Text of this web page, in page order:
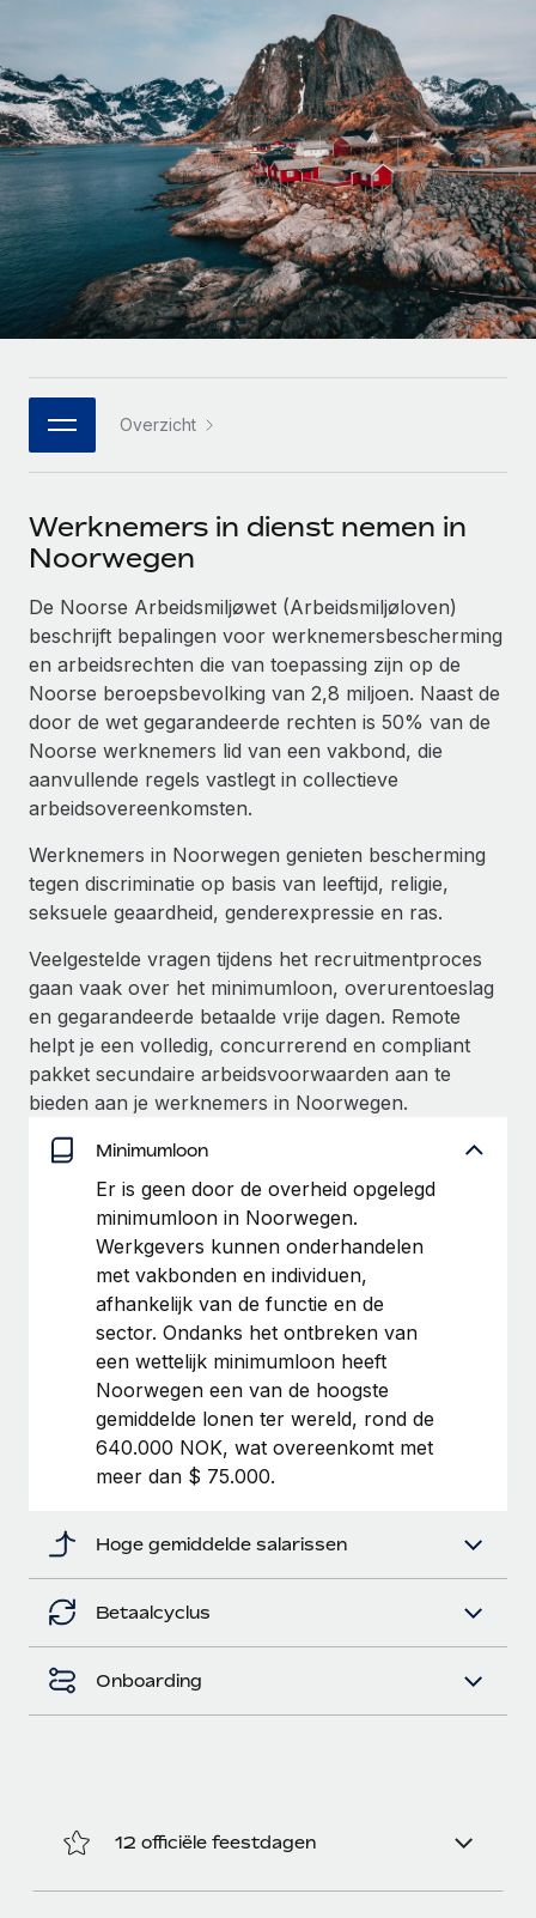
Ingewikkelde HR-taken eenvoudig uitbesteden
INFRASTRUCTUUR
Remote Embedded
HR naadloos in workflows integreren
Platform
Ingebouwde essentiële HR-functies voor je team
Integraties
DIENSTEN
Krijg hulp van global HR- en juridische experts
Achtergrondonderzoek
Vereenvoudig het screeningsproces van
kandidaten
Compliance Watchtower
Blijf compliance-risico's voor
Apparaatbeheer
Lever en track wereldwijd IT-middelen
Stel snel compliant entiteiten op
Mobiliteit en overplaatsing
Plaats werknemers moeiteloos over
Secundaire arbeidsvoorwaarden
Eenvoudig secundaire arbeidsvoorwaarden
beheren
Start-ups
Flexibele global HR en payroll solutions voor groeiende
bedrijven
Mid-market
Teams uitbreiden met HR solutions op maat
Enterprise
Global HR voor grote bedrijven
WERK MET ONS SAMEN
Strategische technologiepartners
Een partner worden
Integraties en advies over AI-automatiseringen
CASESTUDY'S
Betalingscalculator voor zzp'ers
Ontdek valuta-opties en betaalsnelheden voor
internationale zzp'ers
LEREN MET REMOTE
Onderzoek en gidsen
Casestudy's
HR-woordenlijst
Checklists en templates
Webinars
Newsroom
Inzichtencentrum
Support
Alle bronnen bekijken
BLOG
Global Payroll
EOR en PEO
Contractor Management
Belastingen
Naar de blog
Productupdates van Remote: Gusto- en Xero-
integraties en Contractor Management Plus
Het blijft de missie van Remote om alle soorten bedrijven
te helpen bij het aannemen, beheren en...
Meer informatie
Hoe Phiture 55 werknemers in 19 landen
beheert met Remote
Phiture, een toonaangevende leider in de wereldwijde
Meer informatie
Français
Deutsch
Español
Italiano
Português (Portugal)
日本語
한국어
Inloggen
Overzicht
Werknemers in dienst nemen in
Noorwegen
De Noorse Arbeidsmiljøwet (Arbeidsmiljøloven)
beschrijft bepalingen voor werknemersbescherming
en arbeidsrechten die van toepassing zijn op de
Noorse beroepsbevolking van 2,8 miljoen. Naast de
door de wet gegarandeerde rechten is 50% van de
Noorse werknemers lid van een vakbond, die
aanvullende regels vastlegt in collectieve
arbeidsovereenkomsten.
Werknemers in Noorwegen genieten bescherming
tegen discriminatie op basis van leeftijd, religie,
seksuele geaardheid, genderexpressie en ras.
Veelgestelde vragen tijdens het recruitmentproces
gaan vaak over het minimumloon, overurentoeslag
en gegarandeerde betaalde vrije dagen. Remote
helpt je een volledig, concurrerend en compliant
pakket secundaire arbeidsvoorwaarden aan te
bieden aan je werknemers in Noorwegen.
Minimumloon
Er is geen door de overheid opgelegd
minimumloon in Noorwegen.
Werkgevers kunnen onderhandelen
met vakbonden en individuen,
afhankelijk van de functie en de
sector. Ondanks het ontbreken van
een wettelijk minimumloon heeft
Noorwegen een van de hoogste
gemiddelde lonen ter wereld, rond de
640.000 NOK, wat overeenkomt met
meer dan $ 75.000.
Hoge gemiddelde salarissen
Betaalcyclus
Onboarding
12 officiële feestdagen